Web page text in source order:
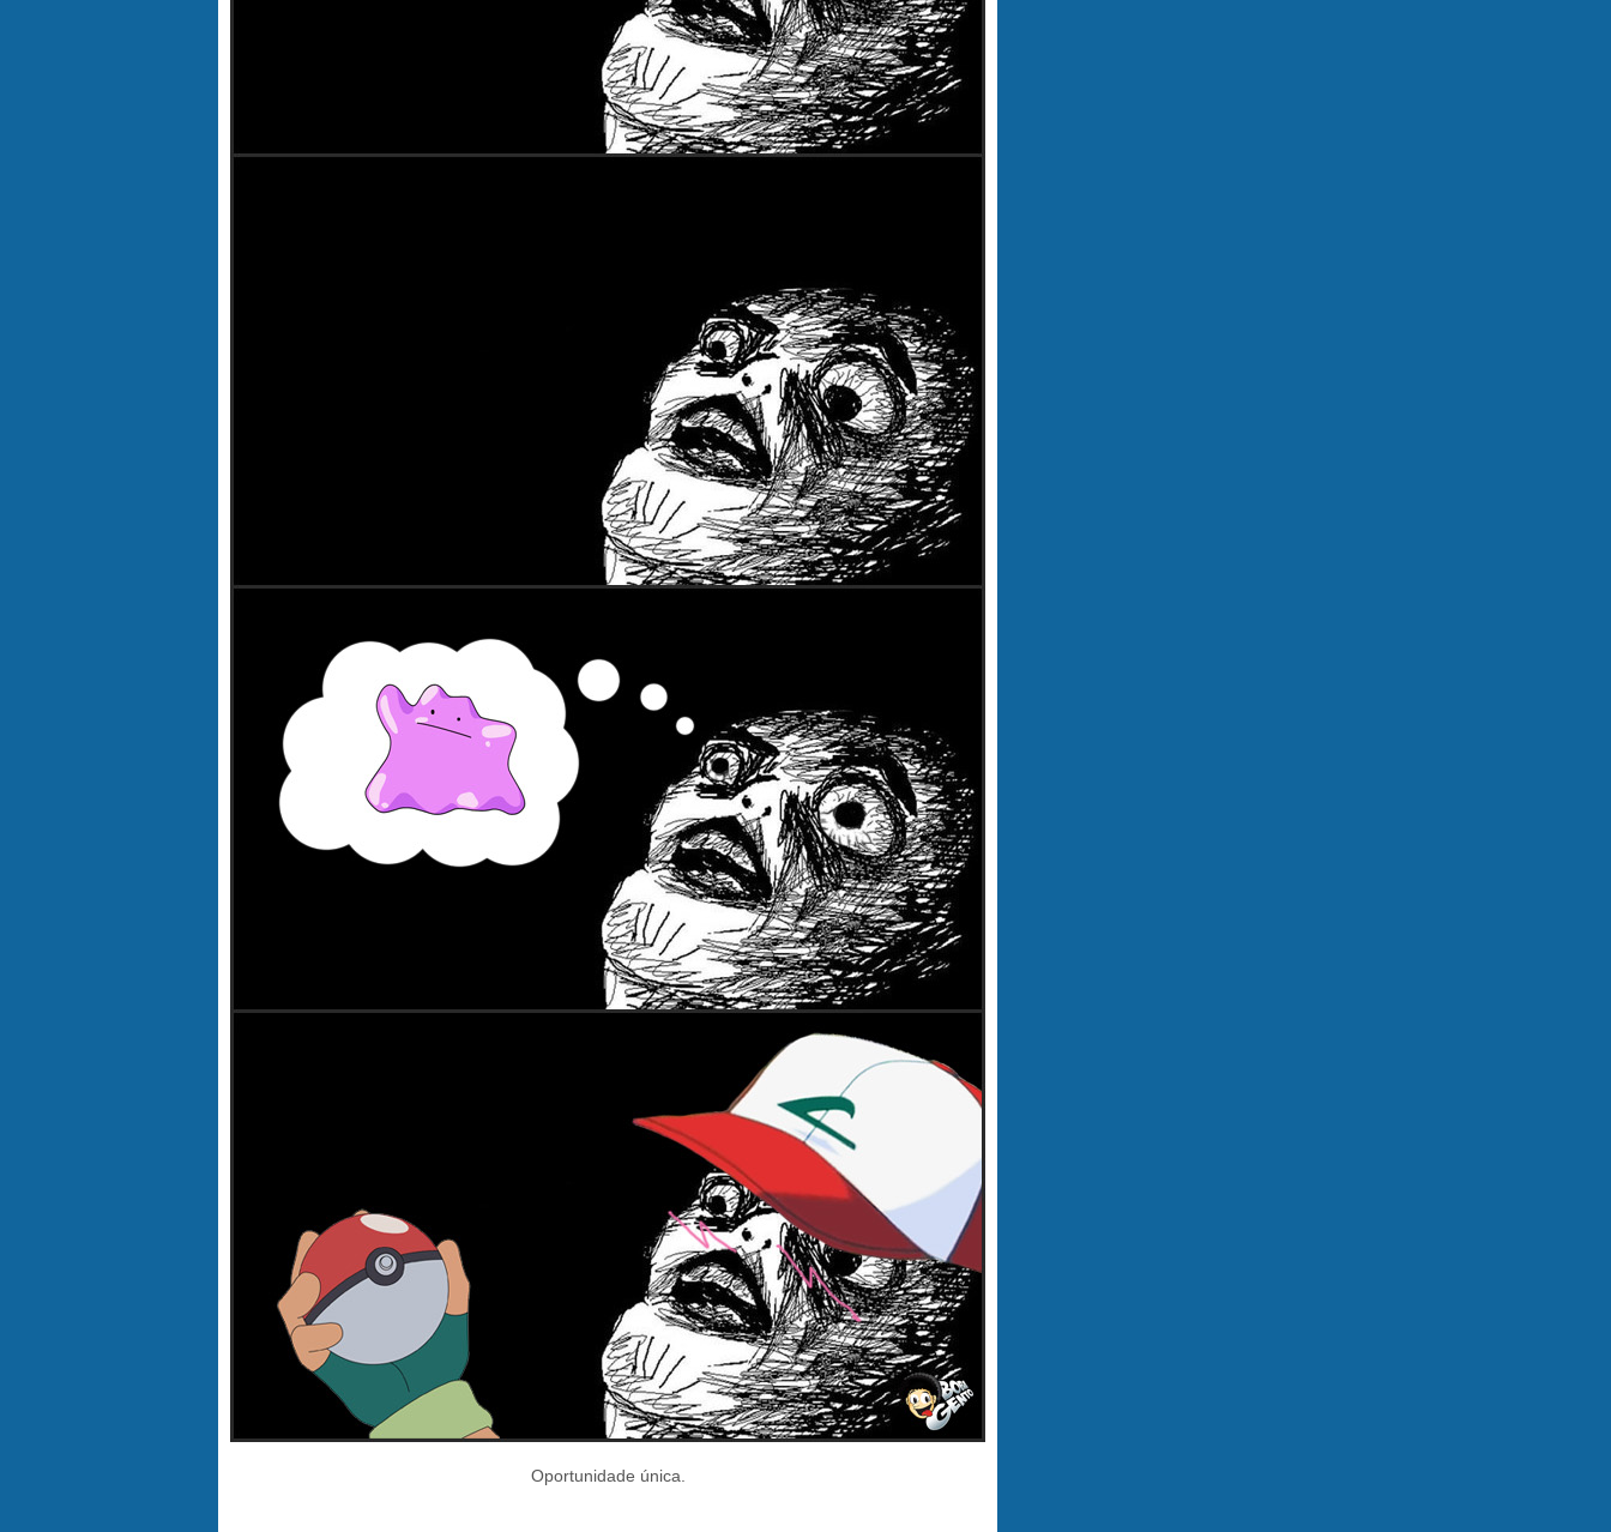
Oportunidade única.